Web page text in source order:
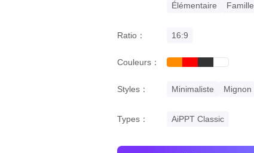
Élémentaire
Famille
Ratio： 16:9
Couleurs： orange
red blackwhite
Styles： Minimaliste Mignon
Types： AiPPT Classic